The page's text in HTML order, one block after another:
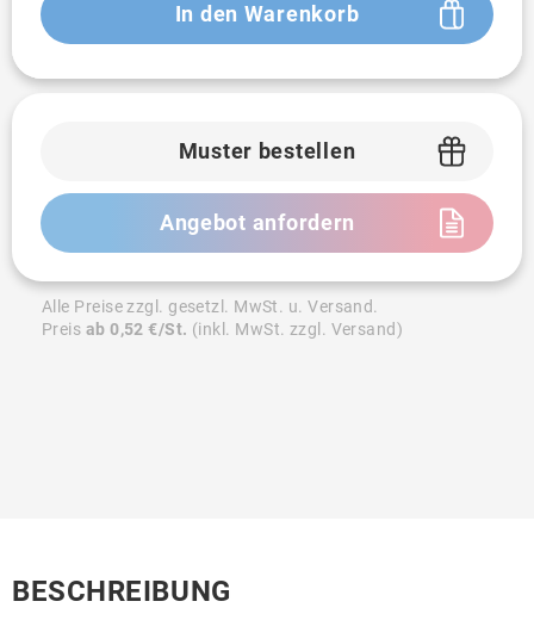
In den Warenkorb
Muster bestellen
Angebot anfordern
Alle Preise zzgl. gesetzl. MwSt. u. Versand.
Preis ab 0,52 €/St. (inkl. MwSt. zzgl. Versand)
BESCHREIBUNG